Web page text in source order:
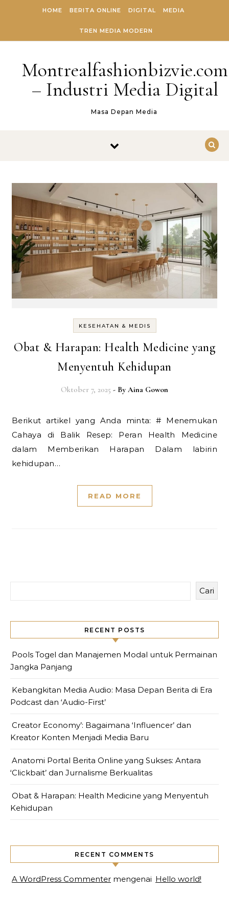
HOME BERITA ONLINE DIGITAL MEDIA
TREN MEDIA MODERN
Montrealfashionbizvie.com
– Industri Media Digital
Masa Depan Media
KESEHATAN & MEDIS
Obat & Harapan: Health Medicine yang
Menyentuh Kehidupan
Oktober 7, 2025 - By Aina Gowon
Berikut artikel yang Anda minta: # Menemukan
Cahaya di Balik Resep: Peran Health Medicine
dalam Memberikan Harapan Dalam labirin
kehidupan…
READ MORE
Cari
RECENT POSTS
Pools Togel dan Manajemen Modal untuk Permainan
Jangka Panjang
Kebangkitan Media Audio: Masa Depan Berita di Era
Podcast dan ‘Audio-First’
Creator Economy’: Bagaimana ‘Influencer’ dan
Kreator Konten Menjadi Media Baru
Anatomi Portal Berita Online yang Sukses: Antara
‘Clickbait’ dan Jurnalisme Berkualitas
Obat & Harapan: Health Medicine yang Menyentuh
Kehidupan
RECENT COMMENTS
A WordPress Commenter mengenai Hello world!